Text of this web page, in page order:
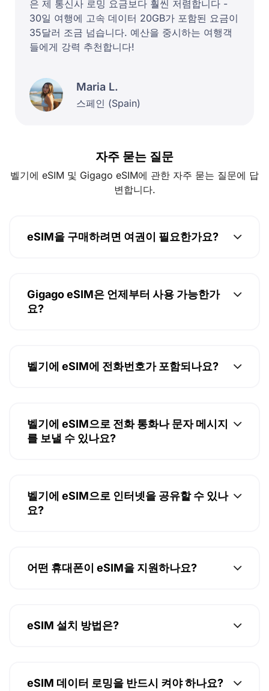
은 제 통신사 로밍 요금보다 훨씬 저렴합니다 -
30일 여행에 고속 데이터 20GB가 포함된 요금이
35달러 조금 넘습니다. 예산을 중시하는 여행객
들에게 강력 추천합니다!
Maria L.
스페인 (Spain)
자주 묻는 질문
벨기에 eSIM 및 Gigago eSIM에 관한 자주 묻는 질문에 답
변합니다.
eSIM을 구매하려면 여권이 필요한가요?
Gigago eSIM은 언제부터 사용 가능한가
요?
벨기에 eSIM에 전화번호가 포함되나요?
벨기에 eSIM으로 전화 통화나 문자 메시지
를 보낼 수 있나요?
벨기에 eSIM으로 인터넷을 공유할 수 있나
요?
어떤 휴대폰이 eSIM을 지원하나요?
eSIM 설치 방법은?
eSIM 데이터 로밍을 반드시 켜야 하나요?